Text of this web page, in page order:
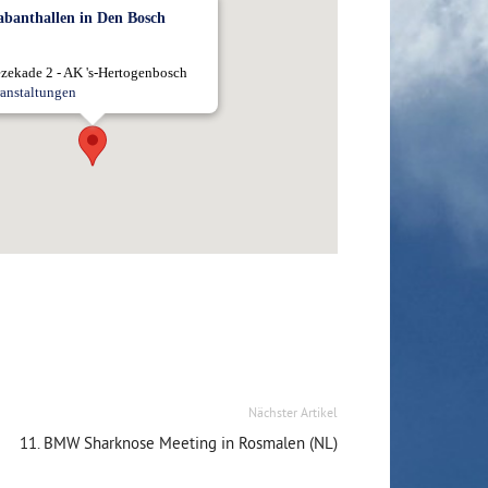
in Den Bosch
2 - AK 's-Hertogenbosch
Nächster Artikel
11. BMW Sharknose Meeting in Rosmalen (NL)